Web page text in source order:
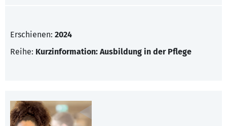
Erschienen: 2024
Reihe: Kurzinformation: Ausbildung in der Pflege